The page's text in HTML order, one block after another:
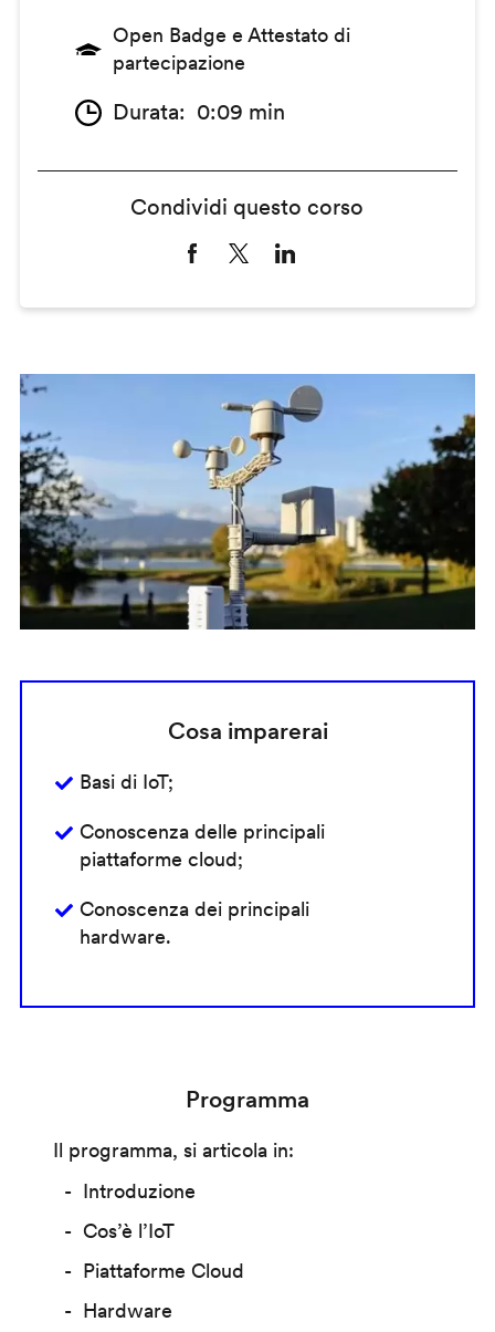
Open Badge e Attestato di
partecipazione
Durata 0:09 min
Condividi questo corso
Cosa imparerai
Basi di IoT;
Conoscenza delle principali
piattaforme cloud;
Conoscenza dei principali
hardware.
Programma
Il programma, si articola in:
Introduzione
Cos’è l’IoT
Piattaforme Cloud
Hardware